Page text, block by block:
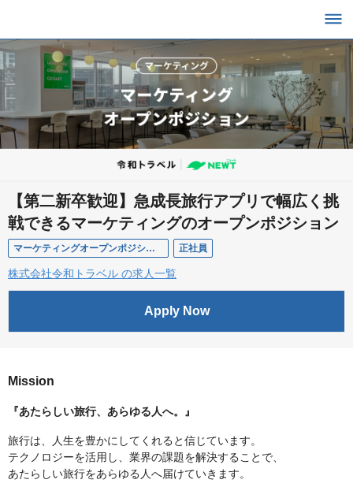
【第二新卒歓迎】急成長旅行アプリで幅広く挑
戦できるマーケティングのオープンポジション
マーケティングオープンポジション 正社員
株式会社令和トラベル の求人一覧
Apply Now
Mission
『あたらしい旅行、あらゆる人へ。』
旅行は、人生を豊かにしてくれると信じています。
テクノロジーを活用し、業界の課題を解決することで、
あたらしい旅行をあらゆる人へ届けていきます。